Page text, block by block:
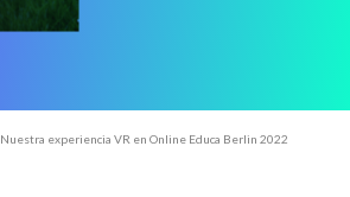
Nuestra experiencia VR en Online Educa Berlin 2022